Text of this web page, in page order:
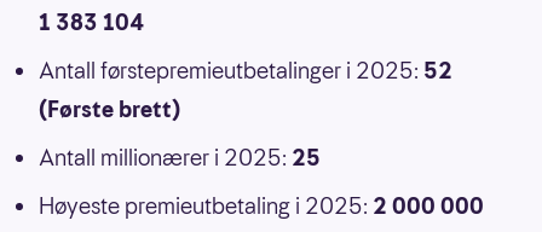
1 383 104
Antall førstepremieutbetalinger i 2025: 52
(Første brett)
Antall millionærer i 2025: 25
Høyeste premieutbetaling i 2025: 2 000 000